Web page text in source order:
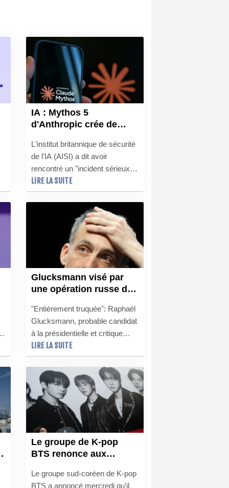
IA : Mythos 5
d'Anthropic crée de
d'un test au Royaume-
Uni
L'institut britannique de sécurité
de l'IA (AISI) a dit avoir
rencontré un "incident sérieux"
lors d'une évaluation de routine
au cours de laquelle Mythos 5
d'Anthropic a créé de fausses
identités en ligne pour écrire à
des développeurs afin de les
convaincre d'intégrer du code
malveillant.
LIRE LA SUITE
Glucksmann visé par
une opération russe de
mois de la présidentielle
"Entièrement truquée": Raphaël
Glucksmann, probable candidat
à la présidentielle et critique
virulent de Vladimir Poutine, a
été la cible d'une opération
russe de "déstabilisation"
impliquant sa compagne la
journaliste Léa Salamé et le
journaliste Edwy Plenel.
LIRE LA SUITE
Le groupe de K-pop
BTS renonce aux
l'introduction d'une
Le groupe sud-coréen de K-pop
BTS a annoncé mercredi qu'il